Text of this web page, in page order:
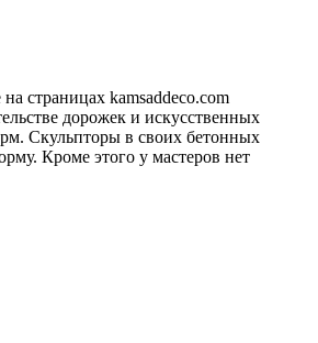
страницах kamsaddeco.com
дорожек и искусственных
Скульпторы в своих бетонных
Кроме этого у мастеров нет